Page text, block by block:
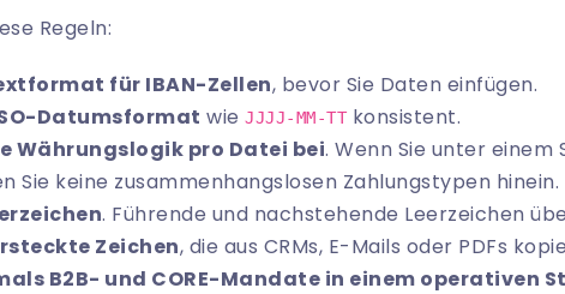
Regeln:
für IBAN-Zellen, bevor Sie Daten einfügen.
Datumsformat wie JJJJ-MM-TT konsistent.
Währungslogik pro Datei bei. Wenn Sie unter einem
Sie keine zusammenhangslosen Zahlungstypen hinein.
. Führende und nachstehende Leerzeichen
Zeichen, die aus CRMs, E-Mails oder PDFs
B2B- und CORE-Mandate in einem operativen